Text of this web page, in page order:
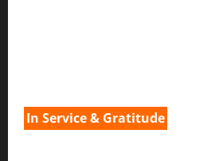
In Service & Gratitude